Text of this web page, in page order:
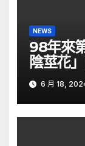
NEWS
98年來
陰莖花
6 月 18,